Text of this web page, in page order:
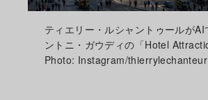
ティエリー・ルシャントゥールがAI
ントニ・ガウディの「Hotel
Photo: Instagram/thierrylechanteur